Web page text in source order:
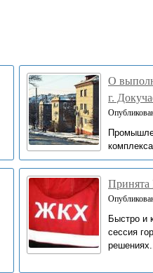
О
г.
Принята
Быстро и
сессия